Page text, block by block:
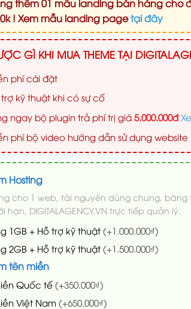
thêm 01 mẫu landing bán hàng cho
! Xem mẫu landing pagetại đây
GÌ KHI MUA THEME TẠI
phí cài đặt
trợ kỹ thuật khi có sự cố
ngay bộ plugin trả phí trị giá5.000.000đ
phí bộ video hướng dẫn sử dụng website
Hosting
cho 1 web, tài nguyên dùng chung, băng
hạn, DIGITALAGENCY.VN trực tiếp quản lý.
1GB + Hỗ trợ kỹ thuật(+1.000.000₫)
2GB + Hỗ trợ kỹ thuật(+1.500.000₫)
tên miền
Quốc tế (+350.000₫)
Việt Nam (+650.000₫)